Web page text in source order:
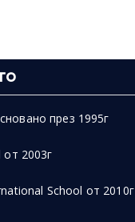
през 1995г
от 2003г
School от 2010г